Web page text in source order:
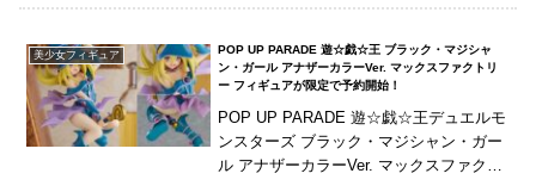
美少女フィギュア
POP UP PARADE 遊☆戯☆王 ブラック・マジシャ
ン・ガール アナザーカラーVer. マックスファクトリ
ー フィギュアが限定で予約開始！
POP UP PARADE 遊☆戯☆王デュエルモ
ンスターズ ブラック・マジシャン・ガー
ル アナザーカラーVer. マックスファクト